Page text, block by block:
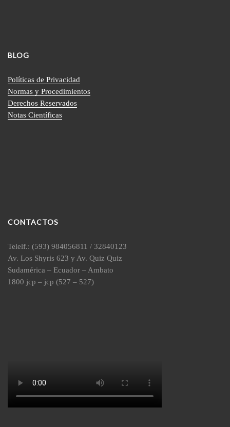
BLOG
Políticas de Privacidad
Normas y Procedimientos
Derechos Reservados
Notas Científicas
CONTACTOS
Telelf.: (593) 984056811 / 32840123
Av. Los Shyris 623 y Av. Quiz Quiz
Sudamérica – Ecuador – Ambato
1800 jcp – jcp (527 – 527)